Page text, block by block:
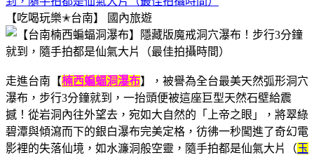
【吃喝玩樂✭台南】
國內旅遊
走進台南【楠西蝙蝠洞瀑布】，被譽為全台最美天然弧形洞穴
瀑布，步行3分鐘就到，一抬頭便被這座巨型天然石壁給震
撼！從岩洞內往外望去，宛如大自然的「上帝之眼」，將翠綠
碧潭與傾瀉而下的銀白瀑布完美定格，彷彿一秒闖進了奇幻電
影裡的失落仙境，如水濂洞般空靈，隨手拍都是仙氣大片（玉